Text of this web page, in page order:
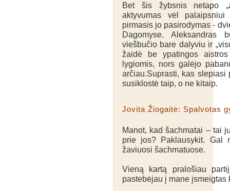
Bet šis žybsnis netapo
aktyvumas vėl palaipsniui
pirmasis jo pasirodymas -
Dagomyse. Aleksandras
viešbučio bare dalyviu ir
žaidė be ypatingos
lygiomis, nors galėjo
arčiau.Suprasti, kas
susiklostė taip, o ne kitaip.
Jovita Žiogaitė: Spalvotas
Manot, kad šachmatai – tai
prie jos? Paklausykit. Gal
žaviuosi šachmatuose.
Vieną kartą pralošiau
pastebėjau į mane įsmeigtas